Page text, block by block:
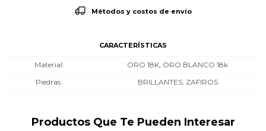
Métodos y costos de envío
CARACTERÍSTICAS
Material
ORO 18K, ORO BLANCO 18k
Piedras
BRILLANTES, ZAFIROS
Productos Que Te Pueden Interesar